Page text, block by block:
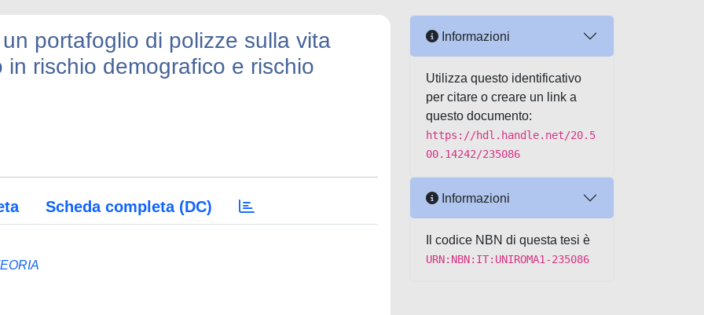
portafoglio di polizze sulla vita
rischio demografico e rischio
Scheda completa (DC)
Informazioni
Utilizza questo identificativo
per citare o creare un link a
questo documento:
https://hdl.handle.net/20.5
00.14242/235086
Informazioni
Il codice NBN di questa tesi è
URN:NBN:IT:UNIROMA1-235086